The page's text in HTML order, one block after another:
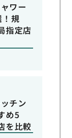
ワー
規
指定店
チン
め5
を比較